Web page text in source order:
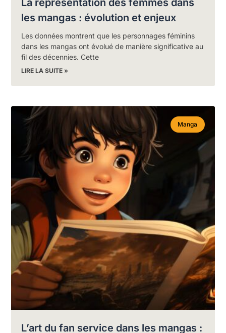
les mangas : évolution et enjeux
Les données montrent que les personnages féminins
dans les mangas ont évolué de manière significative au
fil des décennies. Cette
LIRE LA SUITE »
Manga
L’art du fan service dans les mangas :